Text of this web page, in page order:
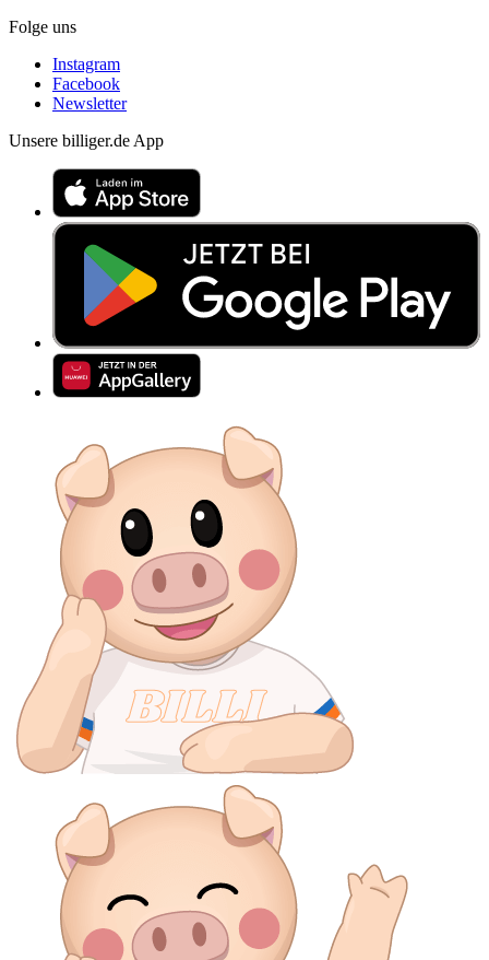
Folge uns
Instagram
Facebook
Newsletter
Unsere billiger.de App